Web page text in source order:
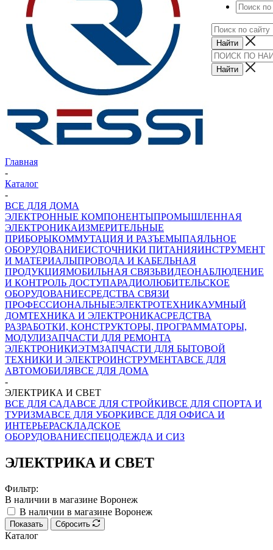
Главная
-
Каталог
-
ВСЕ ДЛЯ ДОМА
ЭЛЕКТРОННЫЕ КОМПОНЕНТЫПРОМЫШЛЕННАЯ
ЭЛЕКТРОНИКАИЗМЕРИТЕЛЬНЫЕ
ПРИБОРЫКОММУТАЦИЯ И РАЗЪЕМЫПАЯЛЬНОЕ
ОБОРУДОВАНИЕИСТОЧНИКИ ПИТАНИЯИНСТРУМЕНТ
И МАТЕРИАЛЫПРОВОДА И КАБЕЛЬНАЯ
ПРОДУКЦИЯМОБИЛЬНАЯ СВЯЗЬВИДЕОНАБЛЮДЕНИЕ
И КОНТРОЛЬ ДОСТУПАРАДИОЛЮБИТЕЛЬСКОЕ
ОБОРУДОВАНИЕСРЕДСТВА СВЯЗИ
ПРОФЕССИОНАЛЬНЫЕЭЛЕКТРОТЕХНИКАУМНЫЙ
ДОМТЕХНИКА И ЭЛЕКТРОНИКАСРЕДСТВА
РАЗРАБОТКИ, КОНСТРУКТОРЫ, ПРОГРАММАТОРЫ,
МОДУЛИЗАПЧАСТИ ДЛЯ РЕМОНТА
ЭЛЕКТРОНИКИЭТМЗАПЧАСТИ ДЛЯ БЫТОВОЙ
ТЕХНИКИ И ЭЛЕКТРОИНСТРУМЕНТАВСЕ ДЛЯ
АВТОМОБИЛЯВСЕ ДЛЯ ДОМА
-
ЭЛЕКТРИКА И СВЕТ
ВСЕ ДЛЯ САДАВСЕ ДЛЯ СТРОЙКИВСЕ ДЛЯ СПОРТА И
ТУРИЗМАВСЕ ДЛЯ УБОРКИВСЕ ДЛЯ ОФИСА И
ИНТЕРЬЕРАСКЛАДСКОЕ
ОБОРУДОВАНИЕСПЕЦОДЕЖДА И СИЗ
ЭЛЕКТРИКА И СВЕТ
Фильтр:
В наличии в магазине Воронеж
В наличии в магазине Воронеж
Показать Сбросить
Каталог